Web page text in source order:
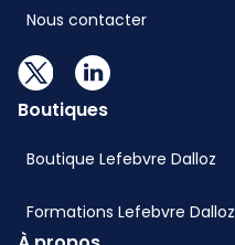
Nous contacter
Boutiques
Boutique Lefebvre Dalloz
Formations Lefebvre Dalloz